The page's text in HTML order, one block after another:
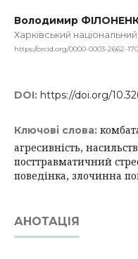
Володимир
Харківський
https://orcid.org/0000-0003-2662-
DOI: https://doi.org/
Ключові слова:
агресивність,
посттравматичний
поведінка, злочинна
АНОТАЦІЯ